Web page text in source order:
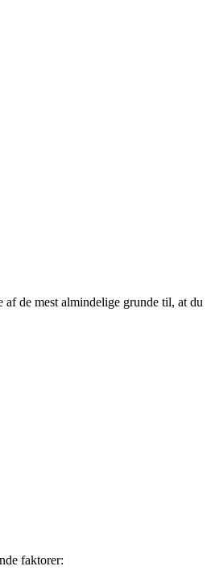
de mest almindelige grunde til, at du
faktorer: